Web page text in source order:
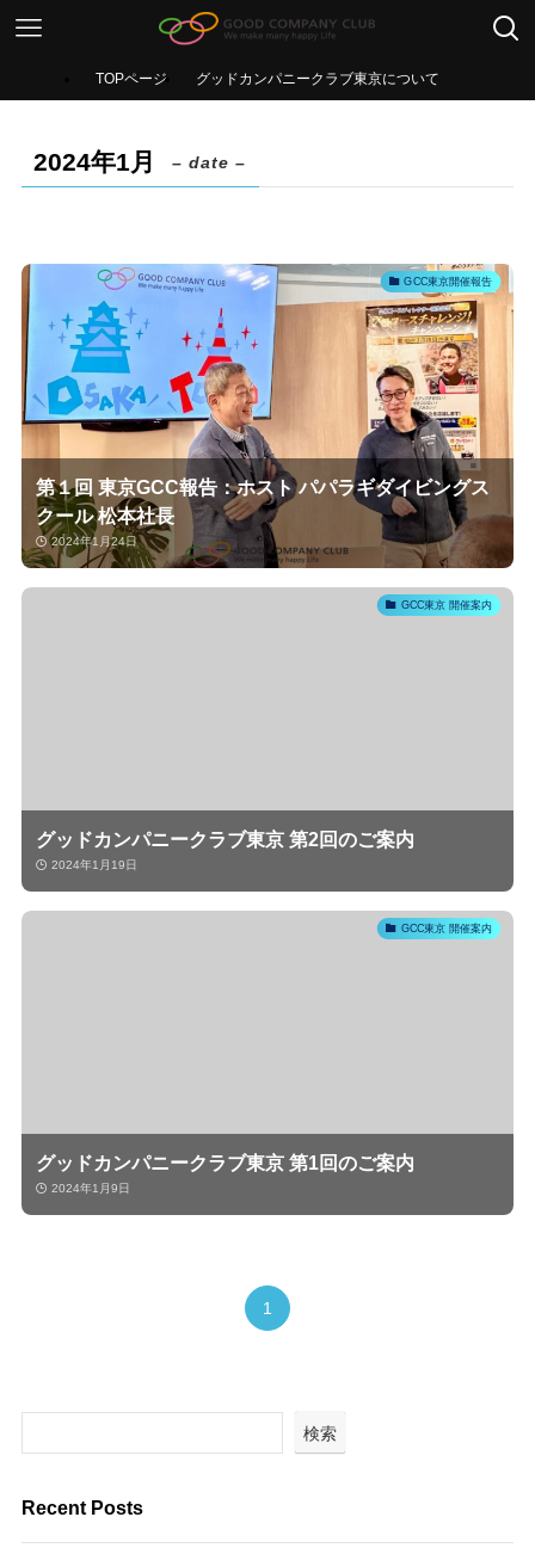
TOPページ グッドカンパニークラブ東京について
2024年1月 – date –
GCC東京開催報告
第１回 東京GCC報告：ホスト パパラギダイビングス
クール 松本社長
2024年1月24日
GCC東京 開催案内
グッドカンパニークラブ東京 第2回のご案内
2024年1月19日
GCC東京 開催案内
グッドカンパニークラブ東京 第1回のご案内
2024年1月9日
1
検索
Recent Posts